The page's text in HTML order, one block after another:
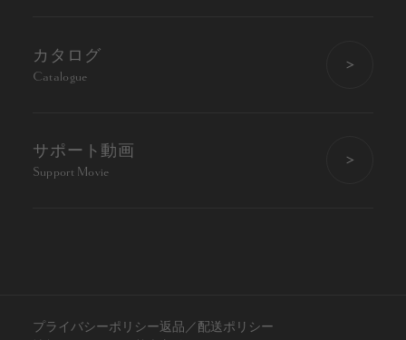
カタログ
Catalogue
サポート動画
Support Movie
プライバシーポリシー返品／配送ポリシー